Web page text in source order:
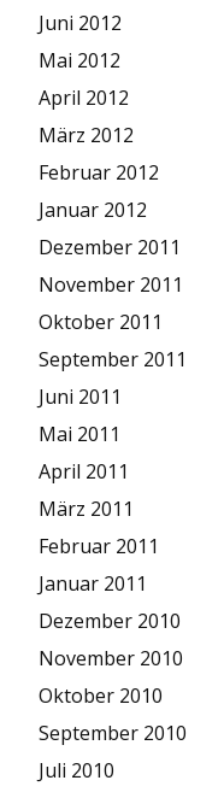
Juni 2012
Mai 2012
April 2012
März 2012
Februar 2012
Januar 2012
Dezember 2011
November 2011
Oktober 2011
September 2011
Juni 2011
Mai 2011
April 2011
März 2011
Februar 2011
Januar 2011
Dezember 2010
November 2010
Oktober 2010
September 2010
Juli 2010